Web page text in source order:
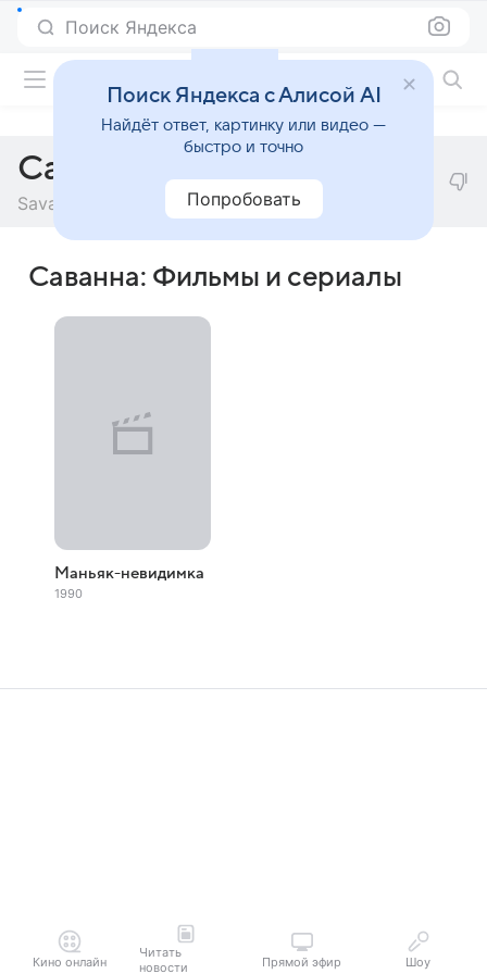
Поиск Яндекса
Саванна
Savannah
Саванна: Фильмы и сериалы
Маньяк-невидимка
1990
Кино онлайн
Читать
новости
Прямой эфир Шоу
Поиск Яндекса с Алисой AI
Найдёт ответ, картинку или видео —
быстро и точно
Попробовать